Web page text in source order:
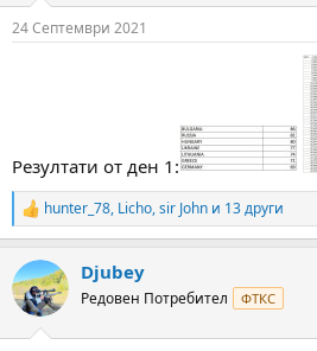
s
24 Септември 2021
Резултати от ден 1:
R
e
c
t
i
hunter_78, Licho,sir John и 13 други
Djubey
Редовен Потребител ФТКС